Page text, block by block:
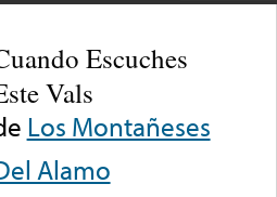
Escuches
Vals
Los Montañeses
Alamo